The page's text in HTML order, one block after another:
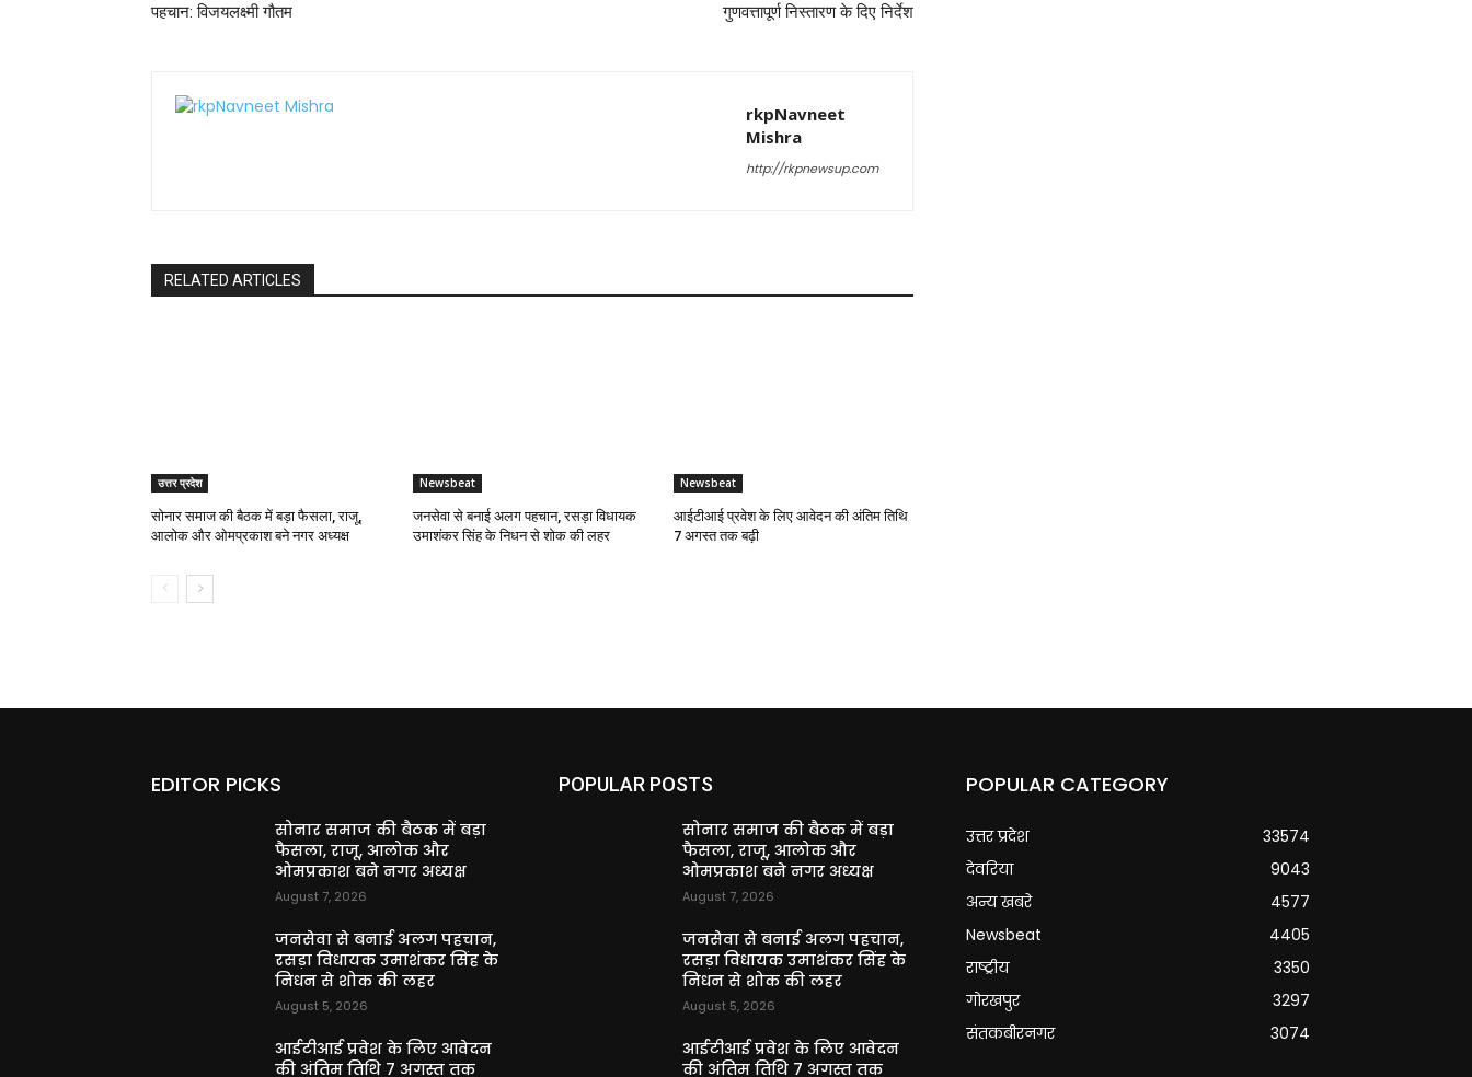
पहचान: विजयलक्ष्मी गौतम
गुणवत्तापूर्ण निस्तारण के दिए निर्देश
rkpNavneet
Mishra
http://rkpnewsup.com
RELATED ARTICLES
उत्तर प्रदेश
सोनार समाज की बैठक में बड़ा फैसला, राजू,
आलोक और ओमप्रकाश बने नगर अध्यक्ष
Newsbeat
जनसेवा से बनाई अलग पहचान, रसड़ा विधायक
उमाशंकर सिंह के निधन से शोक की लहर
Newsbeat
आईटीआई प्रवेश के लिए आवेदन की अंतिम तिथि
7 अगस्त तक बढ़ी
EDITOR PICKS
सोनार समाज की बैठक में बड़ा
फैसला, राजू, आलोक और
ओमप्रकाश बने नगर अध्यक्ष
August 7, 2026
जनसेवा से बनाई अलग पहचान,
रसड़ा विधायक उमाशंकर सिंह के
निधन से शोक की लहर
August 5, 2026
आईटीआई प्रवेश के लिए आवेदन
की अंतिम तिथि 7 अगस्त तक
POPULAR POSTS
सोनार समाज की बैठक में बड़ा
फैसला, राजू, आलोक और
ओमप्रकाश बने नगर अध्यक्ष
August 7, 2026
जनसेवा से बनाई अलग पहचान,
रसड़ा विधायक उमाशंकर सिंह के
निधन से शोक की लहर
August 5, 2026
आईटीआई प्रवेश के लिए आवेदन
की अंतिम तिथि 7 अगस्त तक
POPULAR CATEGORY
उत्तर प्रदेश
33574
देवरिया
9043
अन्य खबरे
4577
Newsbeat
4405
राष्ट्रीय
3350
गोरखपुर
3297
संतकबीरनगर
3074